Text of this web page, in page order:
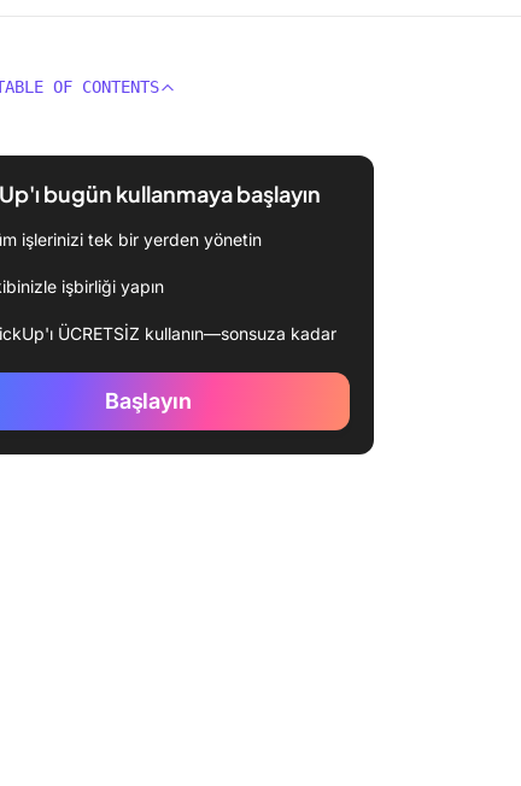
OF CONTENTS
bugün kullanmaya başlayın
işlerinizi tek bir yerden yönetin
işbirliği yapın
ÜCRETSİZ kullanın—sonsuza kadar
Başlayın